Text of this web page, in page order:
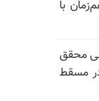
با
محقق
مسقط